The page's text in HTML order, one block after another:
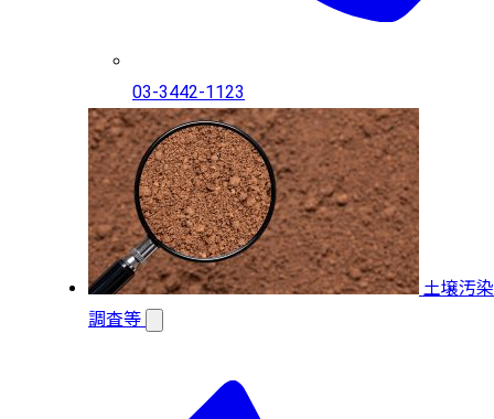
03-3442-1123
土壌汚染
調査等